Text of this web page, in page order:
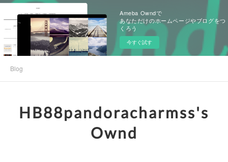
Ameba Owndで
あなただけのホームページやブログをつ
くろう
今すぐ試す
Blog
HB88pandoracharmss's
Ownd